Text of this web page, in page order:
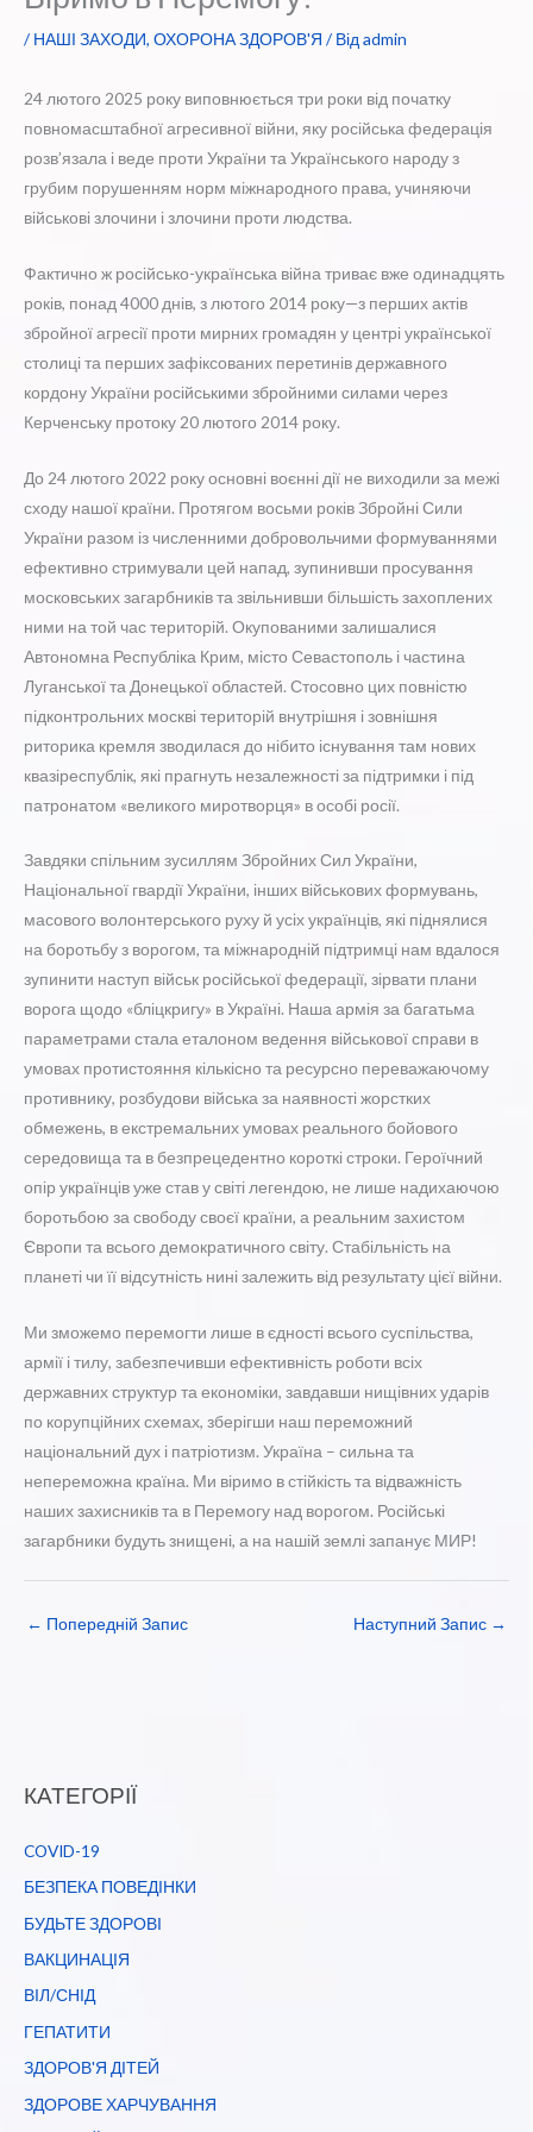
/ НАШІ ЗАХОДИ, ОХОРОНА ЗДОРОВ'Я / Відadmin
24 лютого 2025 року виповнюється три роки від початку
повномасштабної агресивної війни, яку російська федерація
розв’язала і веде проти України та Українського народу з
грубим порушенням норм міжнародного права, учиняючи
військові злочини і злочини проти людства.
Фактично ж російсько-українська війна триває вже одинадцять
років, понад 4000 днів, з лютого 2014 року—з перших актів
збройної агресії проти мирних громадян у центрі української
столиці та перших зафіксованих перетинів державного
кордону України російськими збройними силами через
Керченську протоку 20 лютого 2014 року.
До 24 лютого 2022 року основні воєнні дії не виходили за межі
сходу нашої країни. Протягом восьми років Збройні Сили
України разом із численними добровольчими формуваннями
ефективно стримували цей напад, зупинивши просування
московських загарбників та звільнивши більшість захоплених
ними на той час територій. Окупованими залишалися
Автономна Республіка Крим, місто Севастополь і частина
Луганської та Донецької областей. Стосовно цих повністю
підконтрольних москві територій внутрішня і зовнішня
риторика кремля зводилася до нібито існування там нових
квазіреспублік, які прагнуть незалежності за підтримки і під
патронатом «великого миротворця» в особі росії.
Завдяки спільним зусиллям Збройних Сил України,
Національної гвардії України, інших військових формувань,
масового волонтерського руху й усіх українців, які піднялися
на боротьбу з ворогом, та міжнародній підтримці нам вдалося
зупинити наступ військ російської федерації, зірвати плани
ворога щодо «бліцкригу» в Україні. Наша армія за багатьма
параметрами стала еталоном ведення військової справи в
умовах протистояння кількісно та ресурсно переважаючому
противнику, розбудови війська за наявності жорстких
обмежень, в екстремальних умовах реального бойового
середовища та в безпрецедентно короткі строки. Героїчний
опір українців уже став у світі легендою, не лише надихаючою
боротьбою за свободу своєї країни, а реальним захистом
Європи та всього демократичного світу. Стабільність на
планеті чи її відсутність нині залежить від результату цієї війни.
Ми зможемо перемогти лише в єдності всього суспільства,
армії і тилу, забезпечивши ефективність роботи всіх
державних структур та економіки, завдавши нищівних ударів
по корупційних схемах, зберігши наш переможний
національний дух і патріотизм. Україна – сильна та
непереможна країна. Ми віримо в стійкість та відважність
наших захисників та в Перемогу над ворогом. Російські
загарбники будуть знищені, а на нашій землі запанує МИР!
← Попередній Запис Наступний Запис →
КАТЕГОРІЇ
COVID-19
БЕЗПЕКА ПОВЕДІНКИ
БУДЬТЕ ЗДОРОВІ
ВАКЦИНАЦІЯ
ВІЛ/СНІД
ГЕПАТИТИ
ЗДОРОВ'Я ДІТЕЙ
ЗДОРОВЕ ХАРЧУВАННЯ